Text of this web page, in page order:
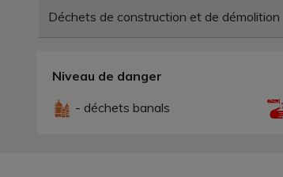
Déchets de construction et de démolition
Niveau de danger
- déchets banals